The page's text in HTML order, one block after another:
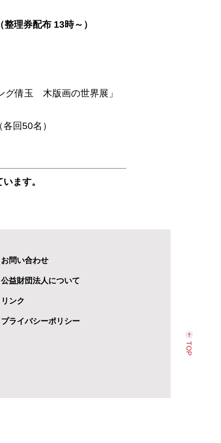
理券配布 13時～）
グ倩玉 木版画の世界展」
回50名）
ます。
お問い合わせ
公益財団法人について
リンク
プライバシーポリシー